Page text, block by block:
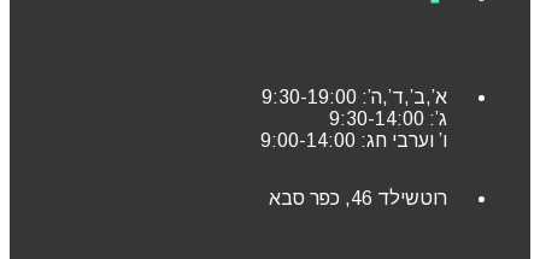
א’,ב’,ד’,ה’: 9:30-19:00
ג’: 9:30-14:00
ו’ וערבי חג: 9:00-14:00
רוטשילד 46, כפר סבא